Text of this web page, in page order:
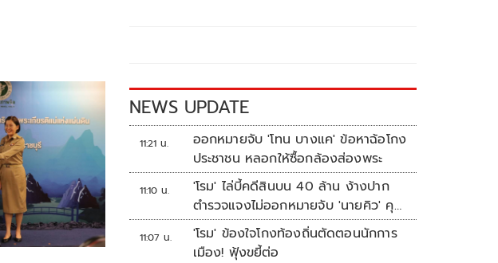
NEWS UPDATE
11:21 น.
ออกหมายจับ 'โทน บางแค' ข้อหาฉ้อโกง
ประชาชน หลอกให้ซื้อกล้องส่องพระ
11:10 น.
'โรม' ไล่บี้คดีสินบน 40 ล้าน ง้างปาก
ตำรวจแจงไม่ออกหมายจับ 'นายคิว' คุม
เว็บพนัน
11:07 น.
'โรม' ข้องใจโกงท้องถิ่นตัดตอนนักการ
เมือง! ฟุ้งขยี้ต่อ